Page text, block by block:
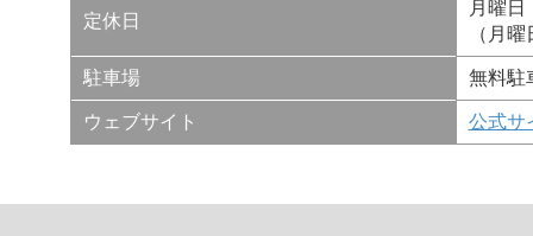
定休日
月曜
（月
駐車場 無料駐
ウェブサイト 公式サ